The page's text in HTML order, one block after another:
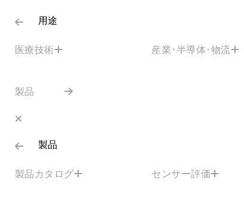
用途
医療技術 産業･半導体･物流
製品
製品
製品カタログ センサー評価